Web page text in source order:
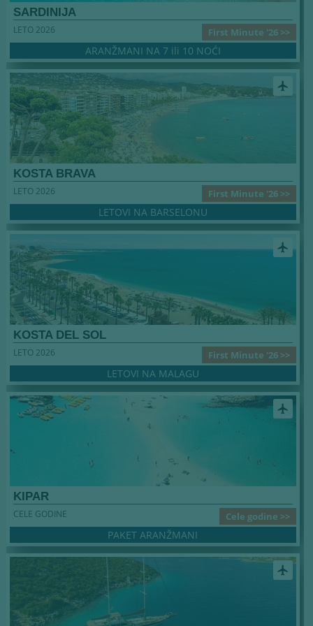
SARDINIJA
First Minute '26 >>
LETO 2026
ARANŽMANI NA 7 ili 10 NOĆI
airplanemode_active
KOSTA BRAVA
First Minute '26 >>
LETO 2026
LETOVI NA BARSELONU
airplanemode_active
KOSTA DEL SOL
First Minute '26 >>
LETO 2026
LETOVI NA MALAGU
airplanemode_active
KIPAR
Cele godine >>
CELE GODINE
PAKET ARANŽMANI
airplanemode_active